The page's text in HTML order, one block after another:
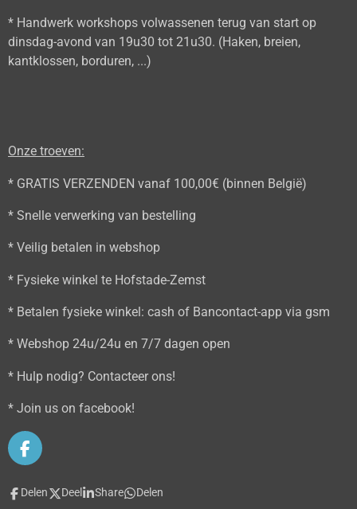
* Handwerk workshops volwassenen terug van start op
dinsdag-avond van 19u30 tot 21u30. (Haken, breien,
kantklossen, borduren, ...)
Onze troeven:
* GRATIS VERZENDEN vanaf 100,00€ (binnen België)
* Snelle verwerking van bestelling
* Veilig betalen in webshop
* Fysieke winkel te Hofstade-Zemst
* Betalen fysieke winkel: cash of Bancontact-app via gsm
* Webshop 24u/24u en 7/7 dagen open
* Hulp nodig? Contacteer ons!
* Join us on facebook!
F
a
c
e
Delen Deel Share Delen